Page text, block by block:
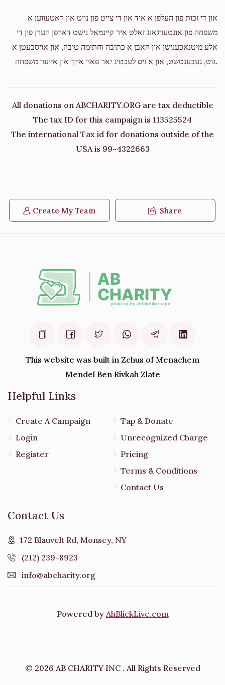
און די זכות פון העלפן א איד און די צייט פון נויט און ראטעווען א
משפחה פון אונטערגאנג זאלט איר קיינמאל נישט דארפן הערן פון די
אלע מיטנאכענישן און האבן א כתיבה וחתימה טובה, און אויסבעטן א
גוט, געבענטשט, און א זיס לעכטיג יאר פאר אייך און אייער משפחה.
All donations on ABCHARITY.ORG are tax deductible
The tax ID for this campaign is 113525524
The international Tax id for donations outside of the
USA is 99-4322663
Create My Team Share
This website was built in Zchus of Menachem
Mendel Ben Rivkah Zlate
Helpful Links
Create A Campaign
Login
Register
Tap & Donate
Unrecognized Charge
Pricing
Terms & Conditions
Contact Us
Contact Us
172 Blauvelt Rd, Monsey, NY
(212) 239-8923
info@abcharity.org
Powered by AhBlickLive.com
© 2026 AB CHARITY INC . All Rights Reserved